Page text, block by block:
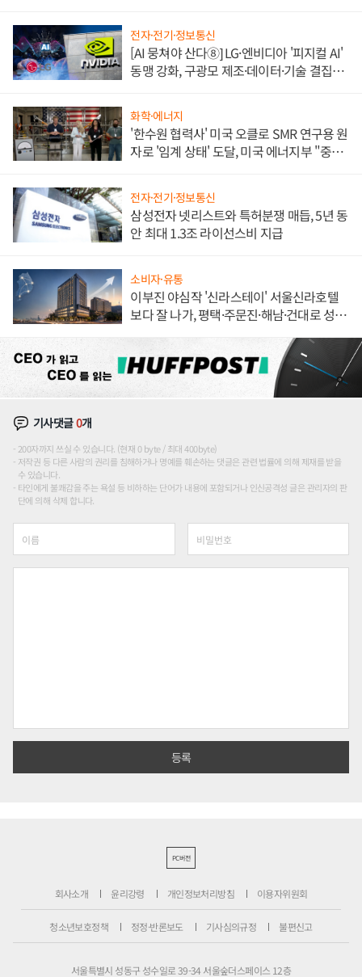
전자·전기·정보통신
[AI 뭉쳐야 산다⑧] LG·엔비디아 '피지컬 AI'
동맹 강화, 구광모 제조·데이터·기술 결집
화학·에너지
'한수원 협력사' 미국 오클로 SMR 연구용 원
자로 '임계 상태' 도달, 미국 에너지부 "중요
전자·전기·정보통신
삼성전자 넷리스트와 특허분쟁 매듭, 5년 동
안 최대 1.3조 라이선스비 지급
소비자·유통
이부진 야심작 '신라스테이' 서울신라호텔
보다 잘 나가, 평택·주문진·해남·건대로 성
기사댓글0개
200자까지 쓰실 수 있습니다. (현재 0 byte / 최대 400byte)
저작권 등 다른 사람의 권리를 침해하거나 명예를 훼손하는 댓글은 관련 법률에 의해 제재를 받을
수 있습니다.
타인에게 불쾌감을 주는 욕설 등 비하하는 단어가 내용에 포함되거나 인신공격성 글은 관리자의 판
단에 의해 삭제 합니다.
PC버전
회사소개 윤리강령 개인정보처리방침 이용자위원회
청소년보호정책 정정·반론보도 기사심의규정 불편신고
서울특별시 성동구 성수일로 39-34 서울숲더스페이스 12층